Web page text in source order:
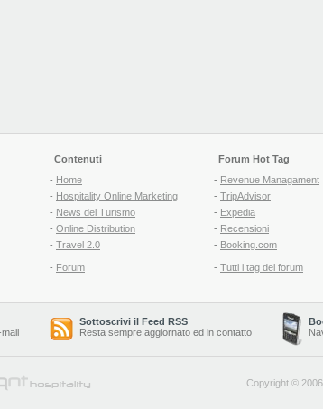
Contenuti
- Home
- Hospitality Online Marketing
- News del Turismo
- Online Distribution
- Travel 2.0
- Forum
Forum Hot Tag
- Revenue Managament
- TripAdvisor
- Expedia
- Recensioni
- Booking.com
- Tutti i tag del forum
Sottoscrivi il Feed RSS
Resta sempre aggiornato ed in contatto
Copyright ©